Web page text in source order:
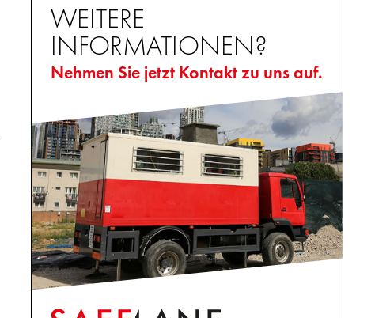
WEITERE
INFORMATIONEN?
Nehmen Sie jetzt Kontakt zu uns auf.